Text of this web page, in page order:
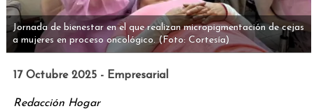
Jornada de bienestar en el que realizan micropigmentación de cejas
a mujeres en proceso oncológico. (Foto: Cortesía)
17 Octubre 2025 - Empresarial
Redacción Hogar